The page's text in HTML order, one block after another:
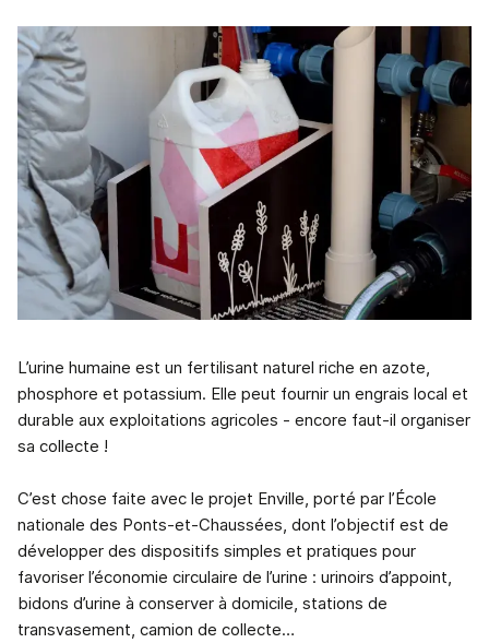
L’urine humaine est un fertilisant naturel riche en azote,
phosphore et potassium. Elle peut fournir un engrais local et
durable aux exploitations agricoles - encore faut-il organiser
sa collecte !
C’est chose faite avec le projet Enville, porté par l’École
nationale des Ponts-et-Chaussées, dont l’objectif est de
développer des dispositifs simples et pratiques pour
favoriser l’économie circulaire de l’urine : urinoirs d’appoint,
bidons d’urine à conserver à domicile, stations de
transvasement, camion de collecte…